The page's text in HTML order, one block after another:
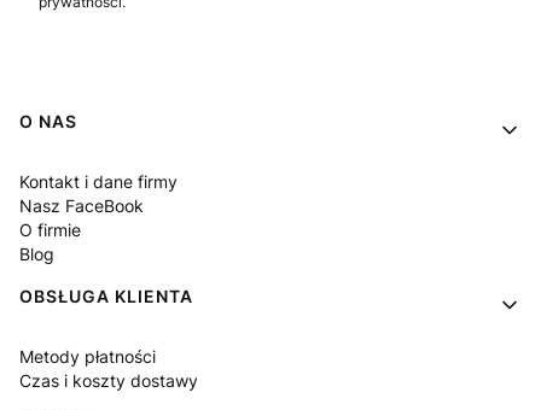
Linki w stopce
O NAS
Kontakt i dane firmy
Nasz FaceBook
O firmie
Blog
OBSŁUGA KLIENTA
Metody płatności
Czas i koszty dostawy